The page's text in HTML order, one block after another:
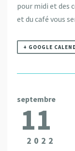
pour midi et des
et du café vous
+ GOOGLE
septembre
11
2022